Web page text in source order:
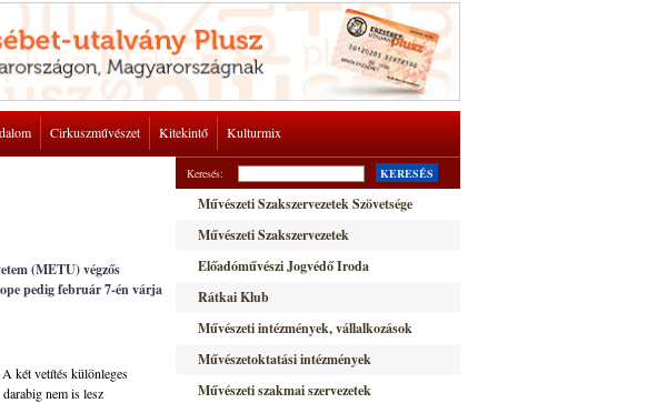
Cirkuszművészet Kitekintő Kulturmix
(METU) végzős
pedig február 7-én várja
két vetítés különleges
nem is lesz
Keresés: KERESÉS
Művészeti Szakszervezetek Szövetsége
Művészeti Szakszervezetek
Előadóművészi Jogvédő Iroda
Rátkai Klub
Művészeti intézmények, vállalkozások
Művészetoktatási intézmények
Művészeti szakmai szervezetek